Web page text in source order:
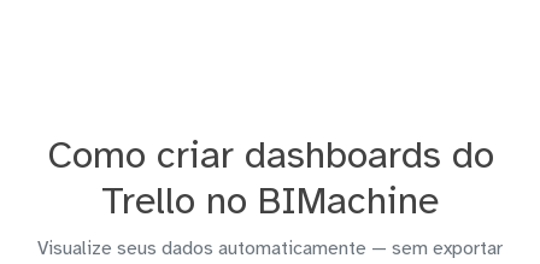
Como criar dashboards do
Trello no BIMachine
Visualize seus dados automaticamente — sem exportar